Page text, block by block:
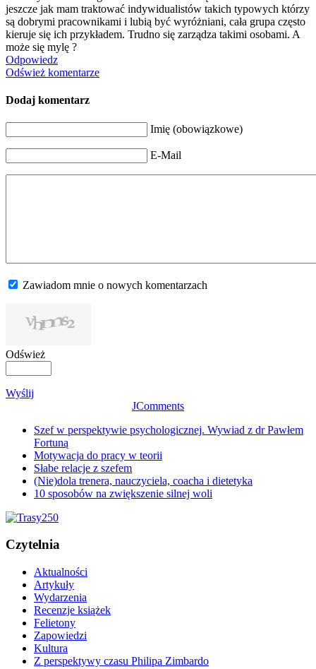
jeszcze jak mam traktować indywidualistów takich typowych którzy
są dobrymi pracownikami i lubią być wyróżniani, cała grupa często
kieruje się ich przykładem. Trudno się zarządza takimi osobami. A
może się mylę ?
Odpowiedz
Odśwież komentarze
Dodaj komentarz
Imię (obowiązkowe)
E-Mail
Zawiadom mnie o nowych komentarzach
Odśwież
Wyślij
JComments
Szef w perspektywie psychologicznej. Wywiad z dr Pawłem
Fortuną
Motywacja do pracy w teorii
Słabe relacje z szefem
(Nie)dola trenera, nauczyciela, coacha i dietetyka
10 sposobów na zwiększenie silnej woli
Czytelnia
Aktualności
Artykuły
Wydarzenia
Recenzje książek
Felietony
Zapowiedzi
Kultura
Z perspektywy czasu Philipa Zimbardo